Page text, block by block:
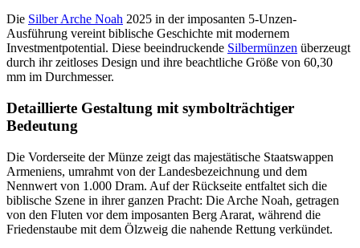
Die Silber Arche Noah 2025 in der imposanten 5-Unzen-
Ausführung vereint biblische Geschichte mit modernem
Investmentpotential. Diese beeindruckende Silbermünzen überzeugt
durch ihr zeitloses Design und ihre beachtliche Größe von 60,30
mm im Durchmesser.
Detaillierte Gestaltung mit symbolträchtiger
Bedeutung
Die Vorderseite der Münze zeigt das majestätische Staatswappen
Armeniens, umrahmt von der Landesbezeichnung und dem
Nennwert von 1.000 Dram. Auf der Rückseite entfaltet sich die
biblische Szene in ihrer ganzen Pracht: Die Arche Noah, getragen
von den Fluten vor dem imposanten Berg Ararat, während die
Friedenstaube mit dem Ölzweig die nahende Rettung verkündet.